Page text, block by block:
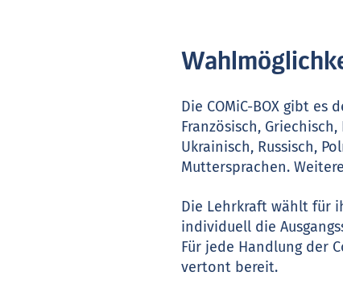
Die COMiC-BOX gibt
Französisch,
Ukrainisch, Russisch,
Muttersprachen.
Die Lehrkraft wählt für
individuell die
Für jede Handlung der
vertont bereit.